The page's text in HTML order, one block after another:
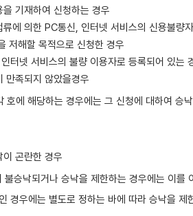
기재하여 신청하는 경우
에 의한 PC통신, 인터넷 서비스의 신용불량
저해할 목적으로 신청한 경우
터넷 서비스의 불량 이용자로 등록되어 있는
만족되지 않았을경우
에 해당하는 경우에는 그 신청에 대하여 승
곤란한 경우
승낙되거나 승낙을 제한하는 경우에는 이를
경우에는 별도로 정하는 바에 따라 승낙을 제